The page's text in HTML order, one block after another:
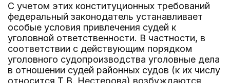
С учетом этих конституционных требований
федеральный законодатель устанавливает
особые условия привлечения судей к
уголовной ответственности. В частности, в
соответствии с действующим порядком
уголовного судопроизводства уголовные дела
в отношении судей районных судов (к их числу
относится Т.В. Нестерова) возбуждаются